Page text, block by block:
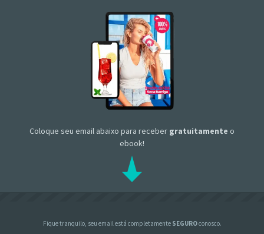
Coloque seu email abaixo para receber gratuitamente o
ebook!
Fique tranquilo, seu email está completamente SEGUROconosco.